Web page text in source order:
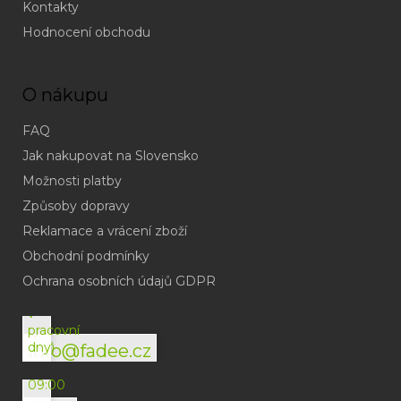
Kontakty
Hodnocení obchodu
O nákupu
FAQ
Jak nakupovat na Slovensko
Možnosti platby
Způsoby dopravy
Reklamace a vrácení zboží
Obchodní podmínky
Ochrana osobních údajů GDPR
info@fadee.cz
(odpověď
do
v
pracovní
dny)
(Po-
09:00